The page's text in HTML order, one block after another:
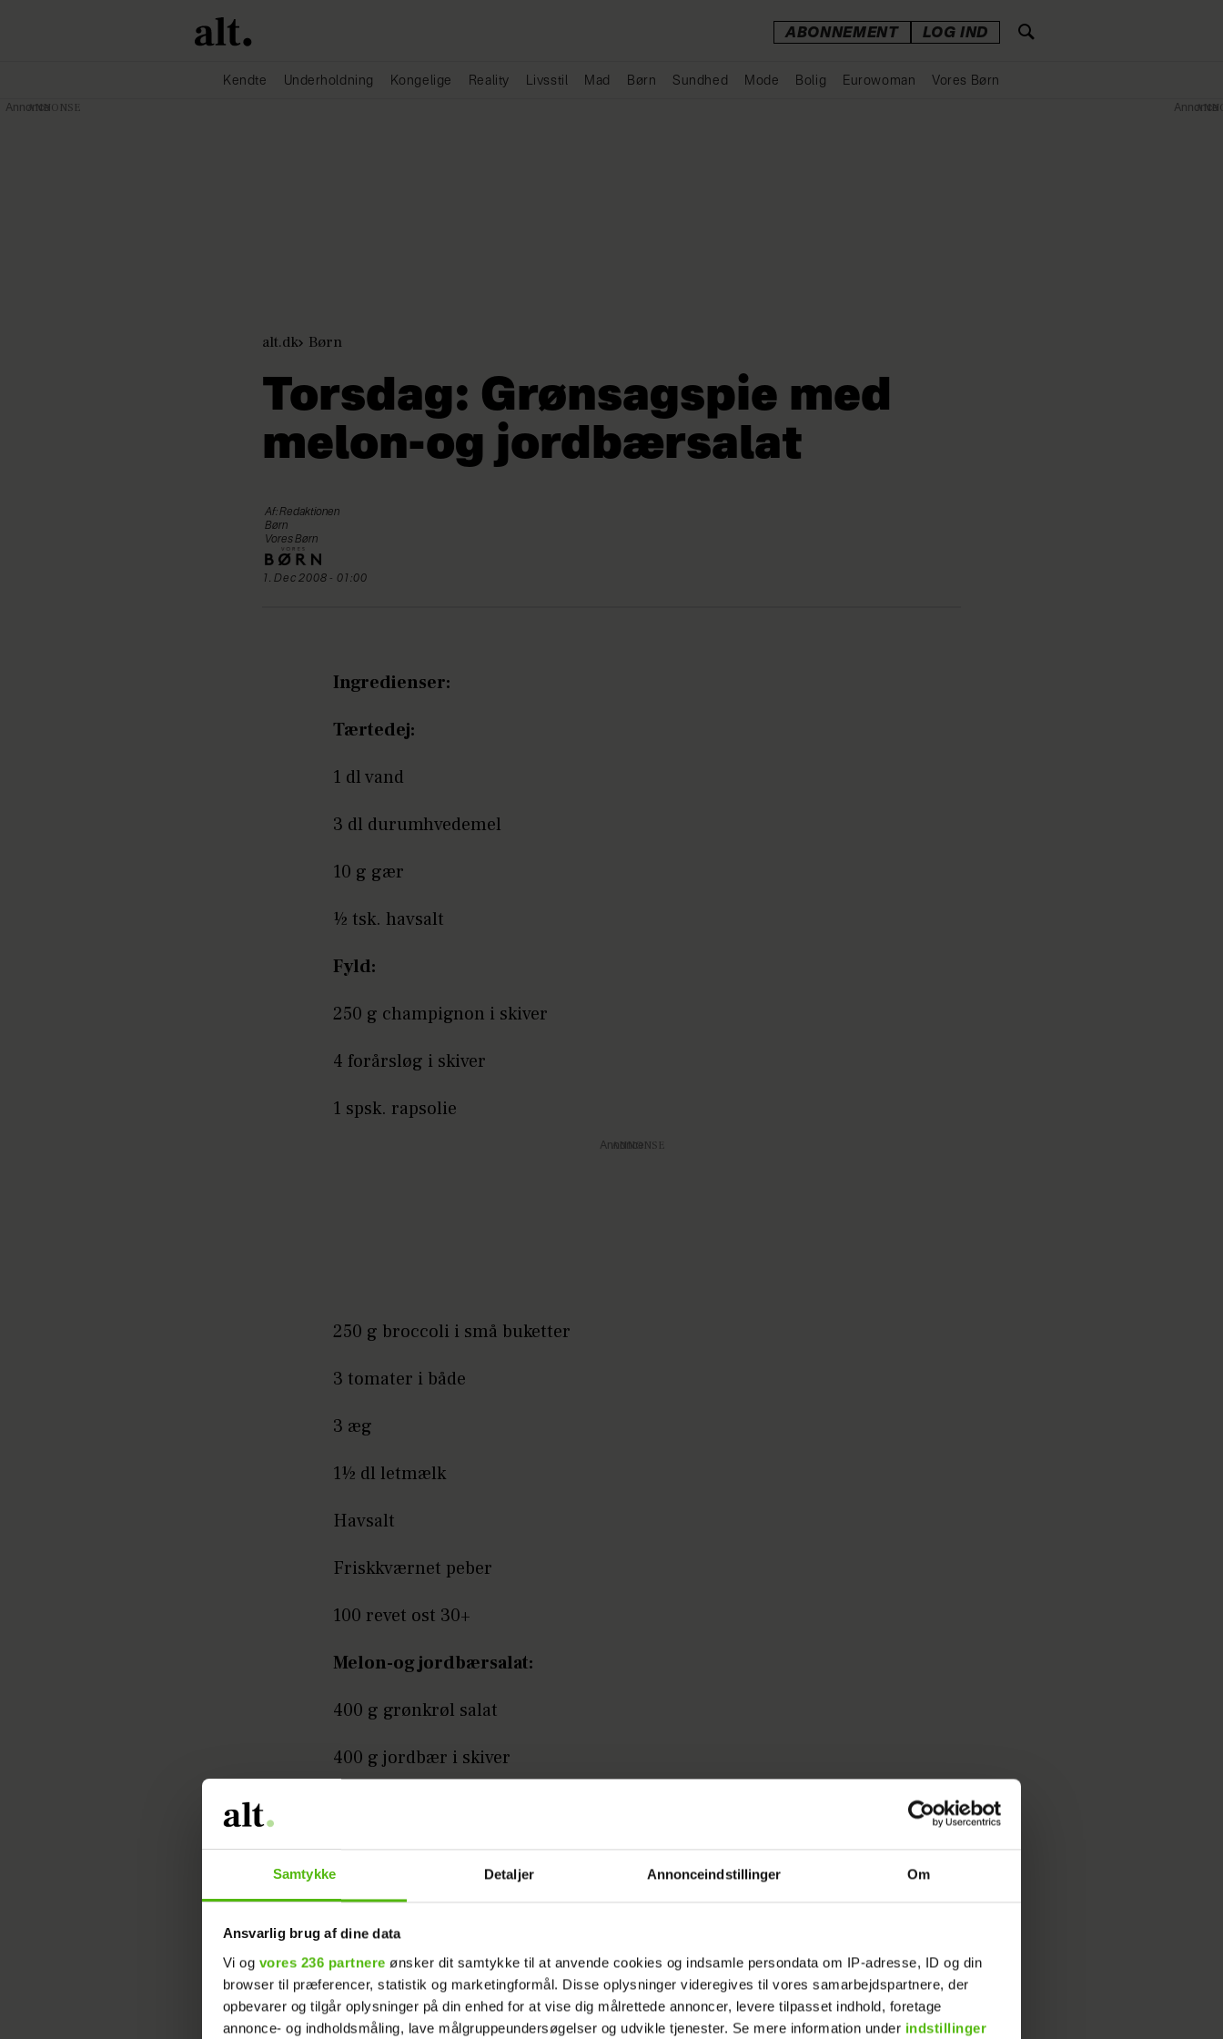
Samtykke Detaljer Annonceindstillinger Om
Ansvarlig brug af dine data
Vi og vores 236 partnere ønsker dit samtykke til at anvende cookies og indsamle persondata om IP-adresse, ID og din
browser til præferencer, statistik og marketingformål. Disse oplysninger videregives til vores samarbejdspartnere, der
opbevarer og tilgår oplysninger på din enhed for at vise dig målrettede annoncer, levere tilpasset indhold, foretage
annonce- og indholdsmåling, lave målgruppeundersøgelser og udvikle tjenester. Se mere information under indstillinger
ABONNEMENT LOG IND
Kendte Underholdning Kongelige Reality Livsstil Mad Børn Sundhed Mode Bolig Eurowoman Vores Børn
alt.dk Børn
Torsdag: Grønsagspie med
melon-og jordbærsalat
Af: Redaktionen
Børn
Vores Børn
1. Dec 2008 - 01:00
Ingredienser:
Tærtedej:
1 dl vand
3 dl durumhvedemel
10 g gær
½ tsk. havsalt
Fyld:
250 g champignon i skiver
4 forårsløg i skiver
1 spsk. rapsolie
Annonce
250 g broccoli i små buketter
3 tomater i både
3 æg
1½ dl letmælk
Havsalt
Friskkværnet peber
100 revet ost 30+
Melon-og jordbærsalat:
400 g grønkrøl salat
400 g jordbær i skiver
400 g vandmelon i 2*2 cm terninger
Sådan gør du:
Annonce Annonce